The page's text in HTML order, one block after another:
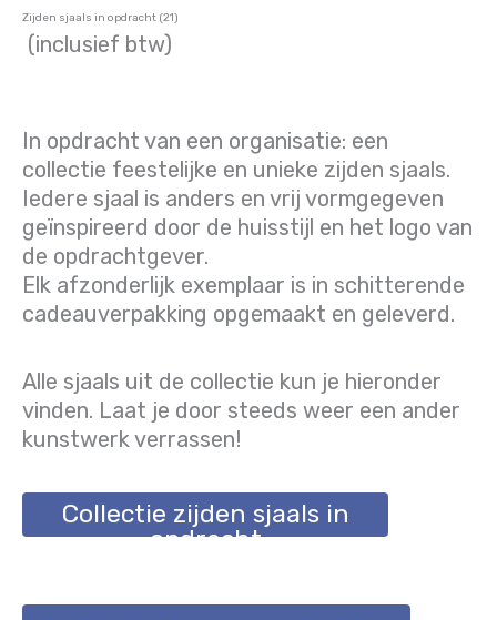
Zijden sjaals in opdracht (21)
(inclusief btw)
In opdracht van een organisatie: een
collectie feestelijke en unieke zijden sjaals.
Iedere sjaal is anders en vrij vormgegeven
geïnspireerd door de huisstijl en het logo van
de opdrachtgever.
Elk afzonderlijk exemplaar is in schitterende
cadeauverpakking opgemaakt en geleverd.
Alle sjaals uit de collectie kun je hieronder
vinden. Laat je door steeds weer een ander
kunstwerk verrassen!
Collectie zijden sjaals in
opdracht